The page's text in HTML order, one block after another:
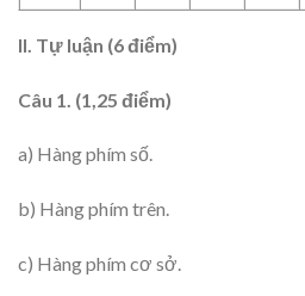
II. Tự luận (6 điểm)
Câu 1. (1,25 điểm)
a) Hàng phím số.
b) Hàng phím trên.
c) Hàng phím cơ sở.